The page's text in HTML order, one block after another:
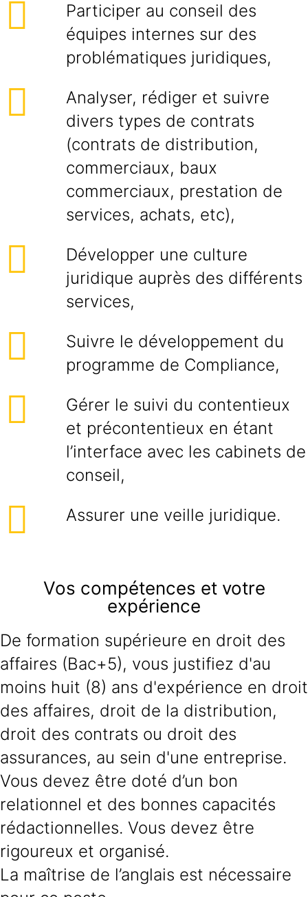
Participer au conseil des
équipes internes sur des
problématiques juridiques,
Analyser, rédiger et suivre
divers types de contrats
(contrats de distribution,
commerciaux, baux
commerciaux, prestation de
services, achats, etc),
Développer une culture
juridique auprès des différents
services,
Suivre le développement du
programme de Compliance,
Gérer le suivi du contentieux
et précontentieux en étant
l’interface avec les cabinets de
conseil,
Assurer une veille juridique.
Vos compétences et votre
expérience
De formation supérieure en droit des
affaires (Bac+5), vous justifiez d'au
moins huit (8) ans d'expérience en droit
des affaires, droit de la distribution,
droit des contrats ou droit des
assurances, au sein d'une entreprise.
Vous devez être doté d’un bon
relationnel et des bonnes capacités
rédactionnelles. Vous devez être
rigoureux et organisé.
La maîtrise de l’anglais est nécessaire